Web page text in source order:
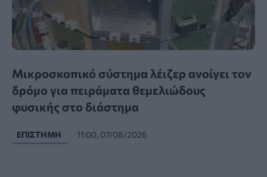
Μικροσκοπικό σύστημα λέιζερ ανοίγει τον
δρόμο για πειράματα θεμελιώδους
φυσικής στο διάστημα
ΕΠΙΣΤΉΜΗ 11:00, 07/08/2026